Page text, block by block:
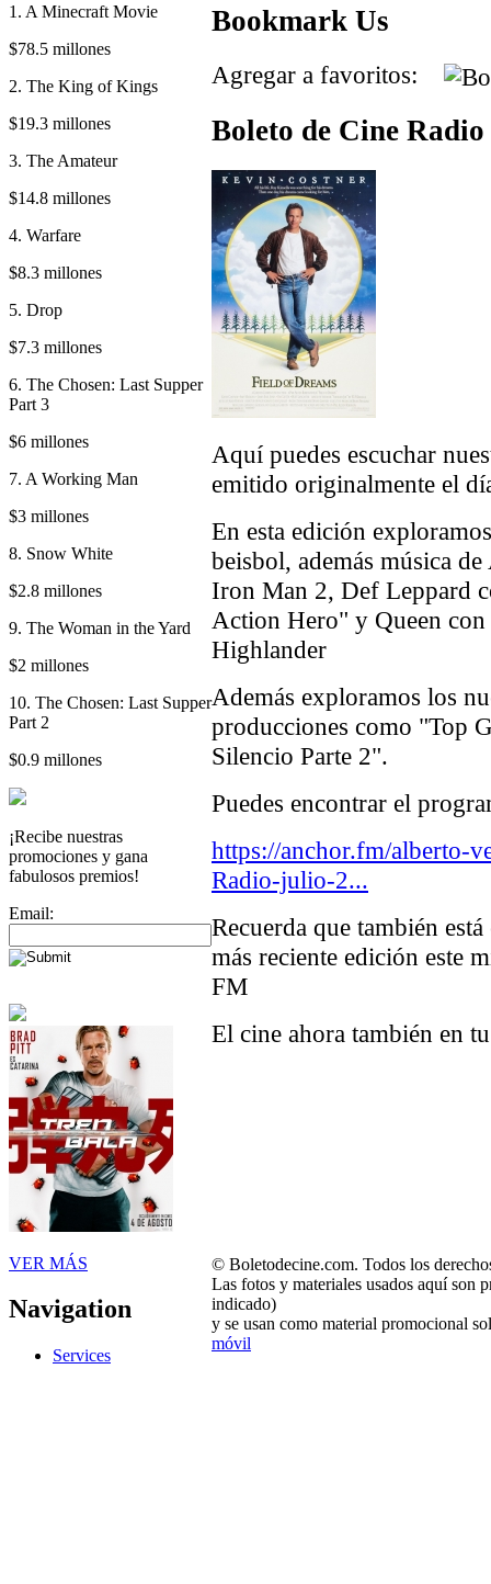
1. A Minecraft Movie
$78.5 millones
2. The King of Kings
$19.3 millones
3. The Amateur
$14.8 millones
4. Warfare
$8.3 millones
5. Drop
$7.3 millones
6. The Chosen: Last Supper
Part 3
$6 millones
7. A Working Man
$3 millones
8. Snow White
$2.8 millones
9. The Woman in the Yard
$2 millones
10. The Chosen: Last Supper
Part 2
$0.9 millones
¡Recibe nuestras
promociones y gana
fabulosos premios!
Email:
VER MÁS
Navigation
Services
Bookmark Us
Agregar a favoritos:
Boleto de Cine
Aquí puedes escuchar
emitido originalmente el
En esta edición
beisbol, además música
Iron Man 2, Def Leppard
Action Hero" y Queen
Highlander
Además exploramos los
producciones como "Top
Silencio Parte 2".
Puedes encontrar el
https://anchor.fm/alberto-
Radio-julio-2...
Recuerda que también
más reciente edición este
FM
El cine ahora también en
© Boletodecine.com. Todos los
Las fotos y materiales usados aquí son
indicado)
y se usan como material promocional
móvil